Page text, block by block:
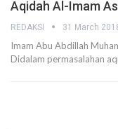
Aqidah Al-Imam
REDAKSI 31 March
Imam Abu Abdillah
Didalam permasalahan